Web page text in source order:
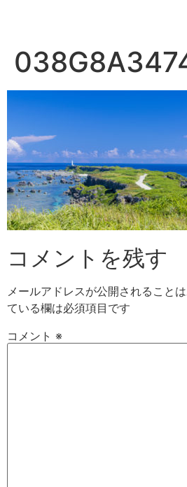
コメントを残す
メールアドレスが公開されることは
ている欄は必須項目です
コメント ※